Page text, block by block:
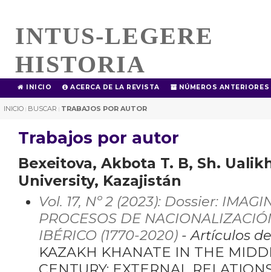
INTUS-LEGERE
HISTORIA
INICIO ACERCA DE LA REVISTA NÚMEROS ANTERIORES
INICIO | BUSCAR | TRABAJOS POR AUTOR
Trabajos por autor
Bexeitova, Akbota T. B, Sh.
University, Kazajistán
Vol. 17, Nº 2 (2023): Dossier:
PROCESOS DE
IBÉRICO (1770-2020)- Artículos
KAZAKH KHANATE IN THE